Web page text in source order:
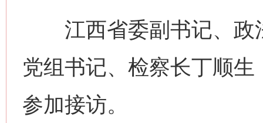
江西省委副书记、政
党组书记、检察长丁顺
参加接访。
网上购药对药下症？